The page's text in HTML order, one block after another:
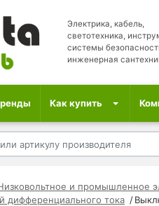
Электрика, кабель,
светотехника,
системы
инженерная
Как купить
и промышленное
дифференциального тока